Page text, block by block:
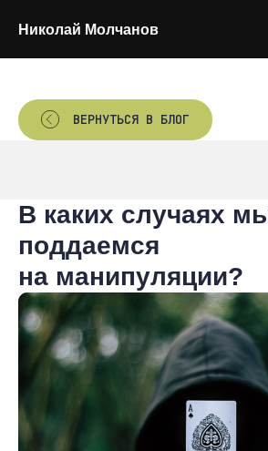
Николай Молчанов
ВЕРНУТЬСЯ В БЛОГ
В каких случаях
поддаемся
на манипуляции?